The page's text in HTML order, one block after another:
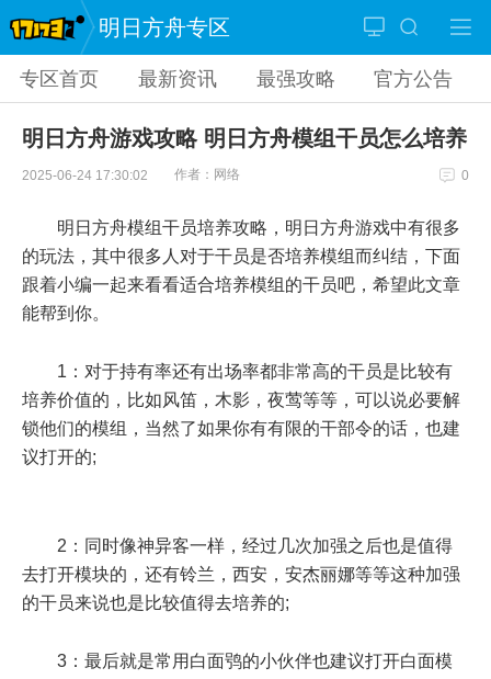
明日方舟专区
专区首页 最新资讯 最强攻略 官方公告
明日方舟游戏攻略 明日方舟模组干员怎么培养
2025-06-24 17:30:02 作者：网络 0
明日方舟模组干员培养攻略，明日方舟游戏中有很多
的玩法，其中很多人对于干员是否培养模组而纠结，下面
跟着小编一起来看看适合培养模组的干员吧，希望此文章
能帮到你。
1：对于持有率还有出场率都非常高的干员是比较有
培养价值的，比如风笛，木影，夜莺等等，可以说必要解
锁他们的模组，当然了如果你有有限的干部令的话，也建
议打开的;
2：同时像神异客一样，经过几次加强之后也是值得
去打开模块的，还有铃兰，西安，安杰丽娜等等这种加强
的干员来说也是比较值得去培养的;
3：最后就是常用白面鸮的小伙伴也建议打开白面模